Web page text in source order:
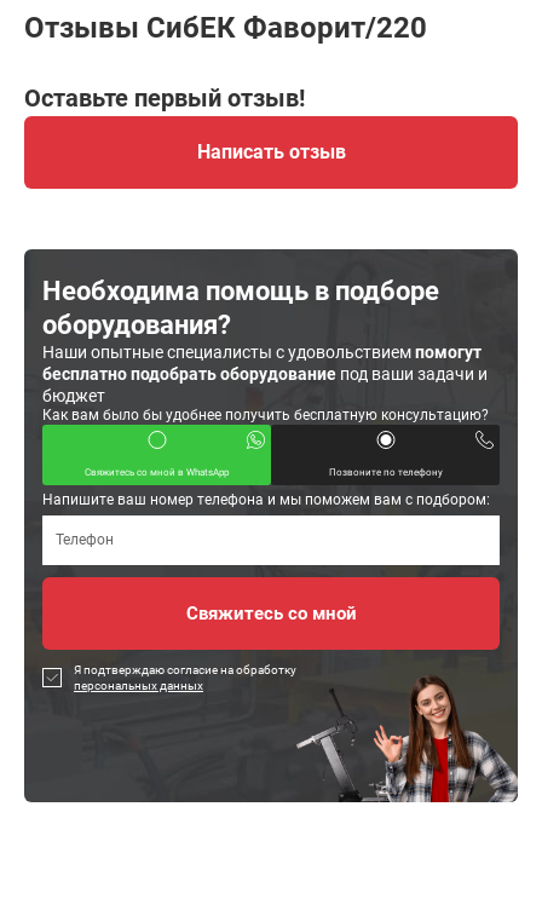
Отзывы СибЕК Фаворит/220
Оставьте первый отзыв!
Написать отзыв
Необходима помощь в подборе
оборудования?
Наши опытные специалисты с удовольствиемпомогут
бесплатно подобрать оборудование под ваши задачи и
бюджет
Как вам было бы удобнее получить бесплатную консультацию?
Свяжитесь со мной в WhatsApp Позвоните по телефону
Напишите ваш номер телефона и мы поможем вам с подбором:
Я подтверждаю согласие на обработку
персональных данных